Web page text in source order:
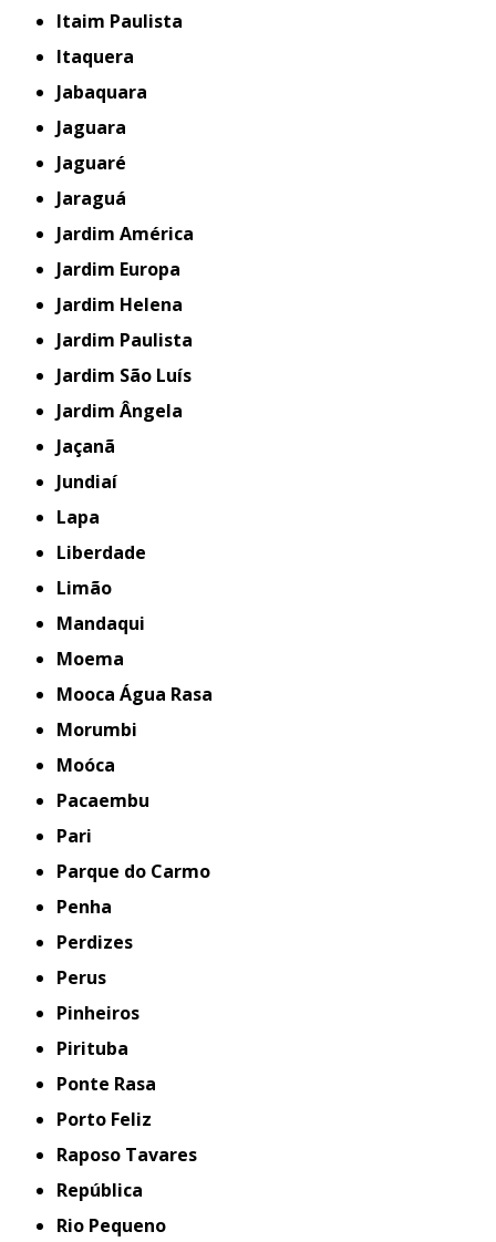
Itaim Paulista
Itaquera
Jabaquara
Jaguara
Jaguaré
Jaraguá
Jardim América
Jardim Europa
Jardim Helena
Jardim Paulista
Jardim São Luís
Jardim Ângela
Jaçanã
Jundiaí
Lapa
Liberdade
Limão
Mandaqui
Moema
Mooca Água Rasa
Morumbi
Moóca
Pacaembu
Pari
Parque do Carmo
Penha
Perdizes
Perus
Pinheiros
Pirituba
Ponte Rasa
Porto Feliz
Raposo Tavares
República
Rio Pequeno